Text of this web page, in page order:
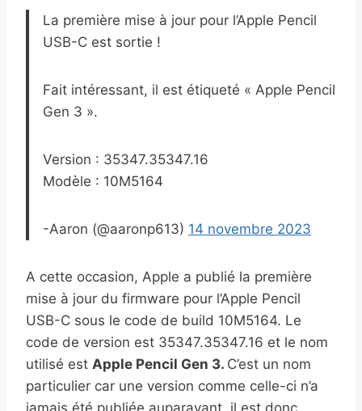
La première mise à jour pour l’Apple Pencil
USB-C est sortie !
Fait intéressant, il est étiqueté « Apple Pencil
Gen 3 ».
Version : 35347.35347.16
Modèle : 10M5164
-Aaron (@aaronp613) 14 novembre 2023
A cette occasion, Apple a publié la première
mise à jour du firmware pour l’Apple Pencil
USB-C sous le code de build 10M5164. Le
code de version est 35347.35347.16 et le nom
utilisé est Apple Pencil Gen 3. C’est un nom
particulier car une version comme celle-ci n’a